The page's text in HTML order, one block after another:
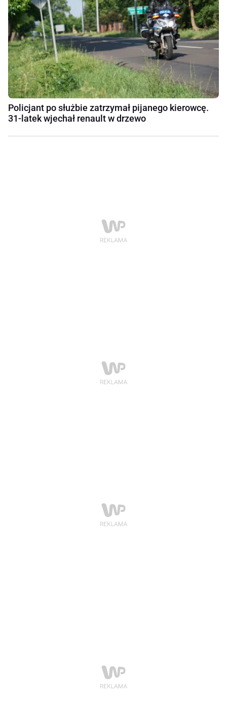
Policjant po służbie zatrzymał pijanego kierowcę.
31-latek wjechał renault w drzewo